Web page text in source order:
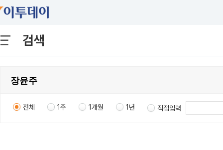
검색
전체 1주 1개월 1년 직접입력